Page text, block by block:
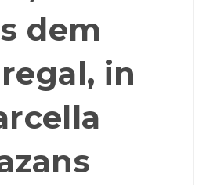
dem
in